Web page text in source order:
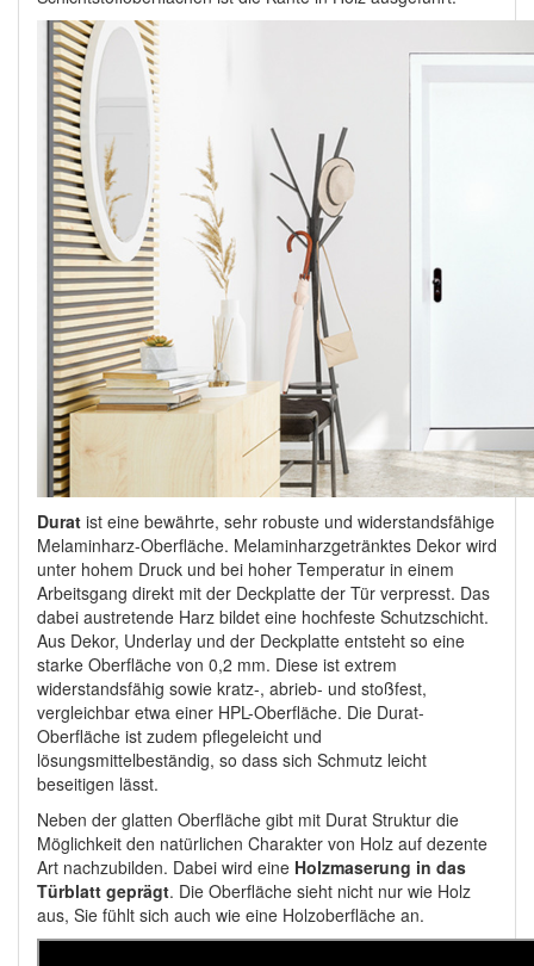
Durat ist eine bewährte, sehr robuste und widerstandsfähige
Melaminharz-Oberfläche. Melaminharzgetränktes Dekor wird
unter hohem Druck und bei hoher Temperatur in einem
Arbeitsgang direkt mit der Deckplatte der Tür verpresst. Das
dabei austretende Harz bildet eine hochfeste Schutzschicht.
Aus Dekor, Underlay und der Deckplatte entsteht so eine
starke Oberfläche von 0,2 mm. Diese ist extrem
widerstandsfähig sowie kratz-, abrieb- und stoßfest,
vergleichbar etwa einer HPL-Oberfläche. Die Durat-
Oberfläche ist zudem pflegeleicht und
lösungsmittelbeständig, so dass sich Schmutz leicht
beseitigen lässt.
Neben der glatten Oberfläche gibt mit Durat Struktur die
Möglichkeit den natürlichen Charakter von Holz auf dezente
Art nachzubilden. Dabei wird eine Holzmaserung in das
Türblatt geprägt. Die Oberfläche sieht nicht nur wie Holz
aus, Sie fühlt sich auch wie eine Holzoberfläche an.